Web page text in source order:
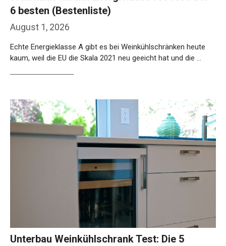
August 1, 2026
6 besten (Bestenliste)
Echte Energieklasse A gibt es bei Weinkühlschränken heute
kaum, weil die EU die Skala 2021 neu geeicht hat und die …
Unterbau Weinkühlschrank Test: Die 5